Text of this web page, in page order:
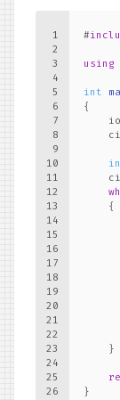
1
2
3
4
5
6
7
8
9
10
11
12
13
14
15
16
17
18
19
20
21
22
23
24
25
26
#
using
int
{
    {
    }
}